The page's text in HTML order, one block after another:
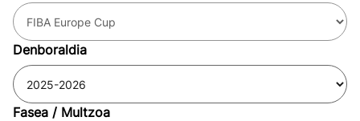
Denboraldia
Fasea / Multzoa